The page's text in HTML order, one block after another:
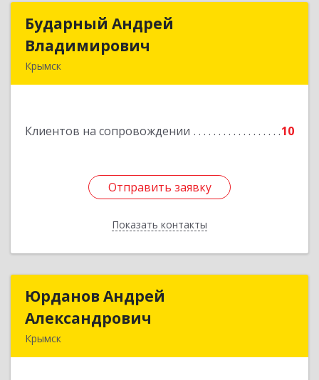
Бударный Андрей
Владимирович
Крымск
Клиентов на сопровождении 10
Отправить заявку
Показать контакты
Бударный Андрей
Подробнее
Отправить заявку
Назад
Юрданов Андрей
Александрович
Крымск
Юрданов Андрей